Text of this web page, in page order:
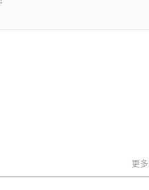
更多